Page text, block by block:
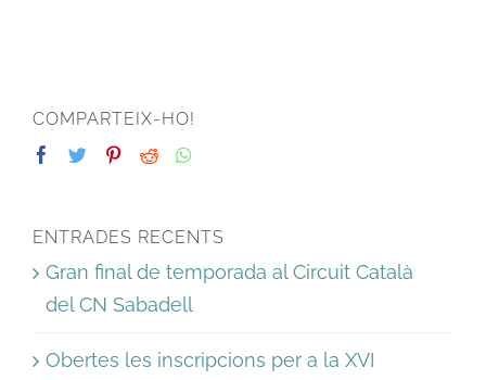
COMPARTEIX-HO!
ENTRADES RECENTS
Gran final de temporada al Circuit Català
del CN Sabadell
Obertes les inscripcions per a la XVI